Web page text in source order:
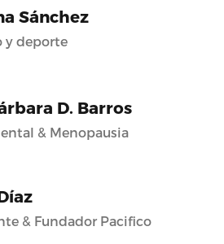
Sánchez
y deporte
D. Barros
& Menopausia
& Fundador Pacifico